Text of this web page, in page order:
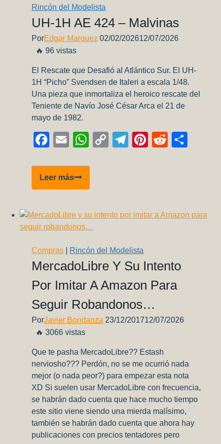
Aérea
de
Chile
por
Andrés
Wilder
(Parte
2)
Rincón del Modelista
UH-1H AE 424 – Malvinas
PorEdgar Marquez 02/02/202612/07/2026
🔥 96 vistas
El Rescate que Desafió al Atlántico Sur. El UH-
1H “Picho” Svendsen de Italeri a escala 1/48.
Una pieza que inmortaliza el heroico rescate del
Teniente de Navío José César Arca el 21 de
mayo de 1982.
Facebook
EmailWhatsApp
CopyTelegram
Pinterest
Reddit
Leer másUH-
1H
424
–
Compras
Rincón del Modelista
MercadoLibre Y Su Intento
Por Imitar A Amazon Para
Seguir Robandonos…
PorJavier Bondanza 23/12/201712/07/2026
🔥 3066 vistas
Que te pasha MercadoLibre?? Estash
nerviosho??? Perdón, no se me ocurrió nada
mejor (o nada peor?) para empezar esta nota
XD Si suelen usar MercadoLibre con frecuencia,
se habrán dado cuenta que hace mucho tiempo
este sitio viene siendo una mierda malísimo,
también se habrán dado cuenta que ahora hay
publicaciones con precios tentadores pero